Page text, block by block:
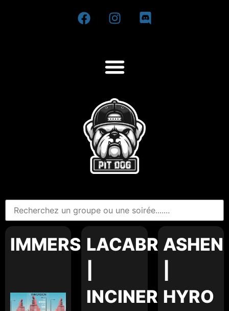
IMMERSIONLACABRA
INCINERATOR
ASHEN
HYRO